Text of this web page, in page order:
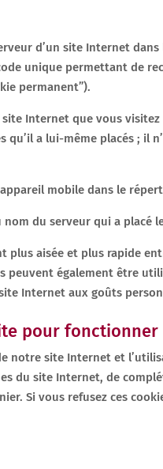
d’un site Internet
unique permettant de
permanent”).
Internet que vous
a lui-même placés ;
mobile dans le
du serveur qui a placé
plus aisée et plus rapide
peuvent également être
Internet aux goûts
pour fonctionner
notre site Internet et
du site Internet, de
Si vous refusez ces